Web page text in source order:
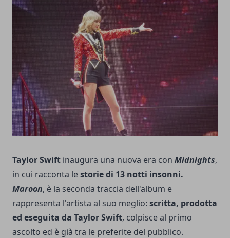
Taylor Swift inaugura una nuova era con Midnights,
in cui racconta lestorie di 13 notti insonni.
Maroon, è la seconda traccia dell'album e
rappresenta l'artista al suo meglio: scritta, prodotta
ed eseguita da Taylor Swift, colpisce al primo
ascolto ed è già tra le preferite del pubblico.